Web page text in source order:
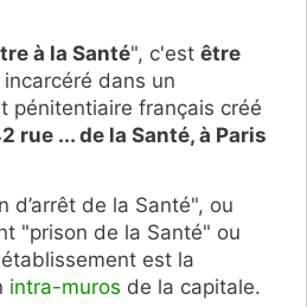
à la Santé", c'est être
incarcéré dans un
pénitentiaire français créé
rue ... de la Santé, à Paris
d’arrêt de la Santé", ou
"prison de la Santé" ou
est la
intra-muros de la capitale.